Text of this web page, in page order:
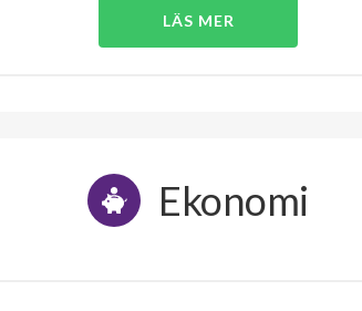
LÄS MER
Ekonomi